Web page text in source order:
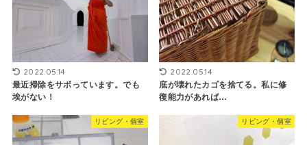
2022.05.14
最近掃除をサボっています。でも
埃がない！
2022.05.14
底が壊れたカゴを捨てる。私に修
復能力があれば…
リビング・個室 リビング・個室